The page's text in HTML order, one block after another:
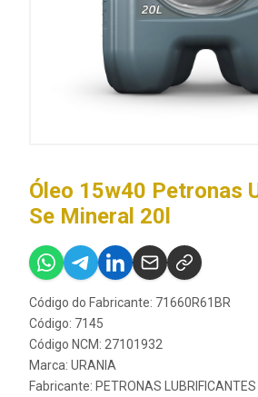
Óleo 15w40 Petronas
Se Mineral 20l
Código do Fabricante: 71660R61BR
Código: 7145
Código NCM: 27101932
Marca: URANIA
Fabricante: PETRONAS